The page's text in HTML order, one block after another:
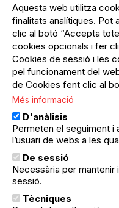
del
compte
d'usuari
Menú
usuari
no
loggat
Registre
Menú
Peu
Sobre el
Preguntes
Contacte
Menú
Legal
Política de privacitat
Avís legal
Política de cookies
El Quèdequè no es fa
programades; en són
organitzadors.
Aquesta web utilitza
finalitats analítiques.
clic al botó “Accepta
cookies opcionals i fer
Cookies de sessió i les
pel funcionament del
de Cookies fent clic al
Més informació
D'anàlisis
Permeten el seguiment i
l’usuari de webs a les
De sessió
Necessària per
sessió.
Tècniques